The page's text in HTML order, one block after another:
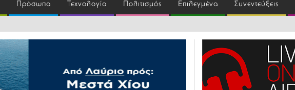
Πρόσωπα Τεχνολογία Πολιτισμός Επιλεγμένα Συνεντεύξεις